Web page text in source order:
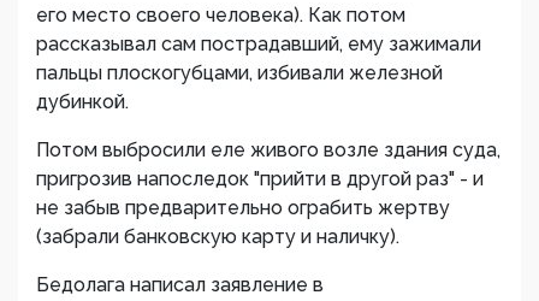
его место своего человека). Как потом
рассказывал сам пострадавший, ему зажимали
пальцы плоскогубцами, избивали железной
дубинкой.
Потом выбросили еле живого возле здания суда,
пригрозив напоследок "прийти в другой раз" - и
не забыв предварительно ограбить жертву
(забрали банковскую карту и наличку).
Бедолага написал заявление в